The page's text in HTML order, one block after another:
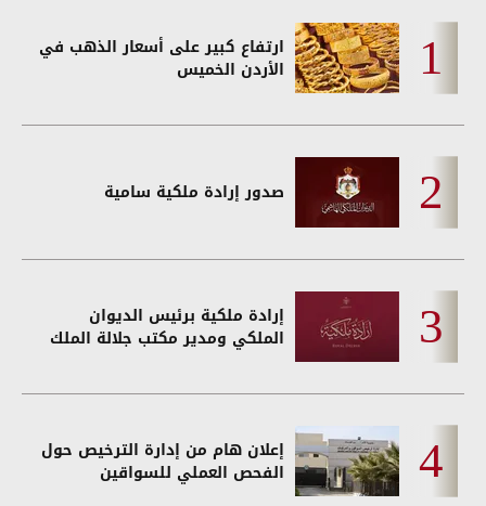
ارتفاع كبير على أسعار الذهب في
الأردن الخميس
صدور إرادة ملكية سامية
إرادة ملكية برئيس الديوان
الملكي ومدير مكتب جلالة الملك
إعلان هام من إدارة الترخيص حول
الفحص العملي للسواقين